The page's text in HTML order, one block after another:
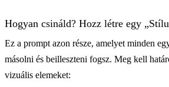
Hogyan csináld? Hozz létre egy
Ez a prompt azon része, amelyet minden
másolni és beilleszteni fogsz. Meg kell
vizuális elemeket: